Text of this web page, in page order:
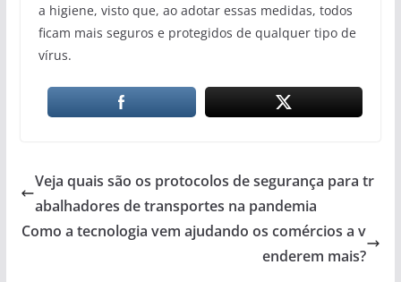
a higiene, visto que, ao adotar essas medidas, todos
ficam mais seguros e protegidos de qualquer tipo de
vírus.
Veja quais são os protocolos de segurança para tr
abalhadores de transportes na pandemia
Como a tecnologia vem ajudando os comércios a v
enderem mais?